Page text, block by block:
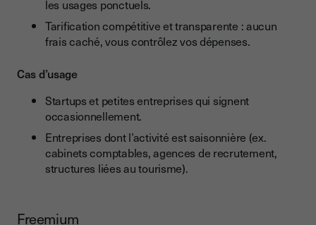
les usages ponctuels.
Tarification compétitive et transparente : aucun
frais caché, vous contrôlez vos dépenses.
Cas d’usage
Startups et petites entreprises qui signent
occasionnellement.
Entreprises dont l’activité est saisonnière (ex.
cabinets comptables, agences de recrutement,
structures liées au tourisme).
Freemium